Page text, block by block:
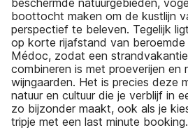
beschermde natuurgebieden,
boottocht maken om de kustlijn
perspectief te beleven. Tegelijk
op korte rijafstand van
Médoc, zodat een
combineren is met proeverijen en
wijngaarden. Het is precies deze
natuur en cultuur die je verblijf in
zo bijzonder maakt, ook als je
tripje met een last minute booking.